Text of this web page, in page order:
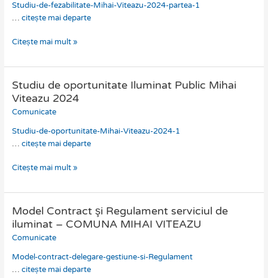
Studiu-de-fezabilitate-Mihai-Viteazu-2024-partea-1
… citește mai departe
Public
Mihai
2024-
Citește mai mult »
Studiu de oportunitate Iluminat Public Mihai
Viteazu 2024
Comunicate
Studiu-de-oportunitate-Mihai-Viteazu-2024-1
… citește mai departe
Studiu
de
oportunitate
Public
Mihai
2024
Citește mai mult »
Model Contract şi Regulament serviciul de
iluminat – COMUNA MIHAI VITEAZU
Comunicate
Model-contract-delegare-gestiune-si-Regulament
… citește mai departe
Model
Contract
şi
serviciul
de